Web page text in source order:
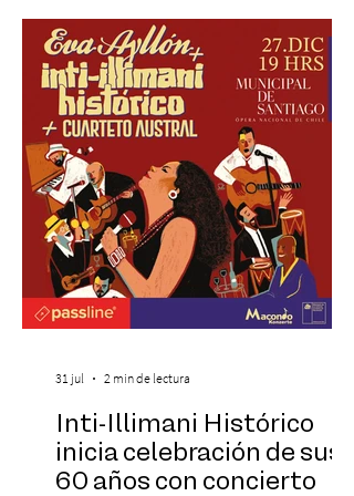
una nueva atracción a su oferta
gastronómica y turística con la apertura de
Cinema, un restaurante temático
inspirado en el concepto de un museo de
Hollywood, que promete transportar a sus
visitantes a distintos
Inti-Illimani Histórico
inicia celebración de sus
60 años con concierto
31 jul 2 min de lectura